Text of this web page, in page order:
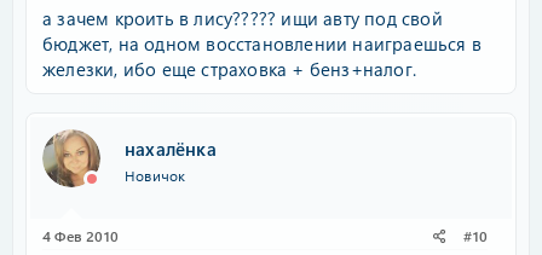
а зачем кроить в лису????? ищи авту под свой
бюджет, на одном восстановлении наиграешься в
железки, ибо еще страховка + бенз+налог.
нахалёнка
Новичок
4 Фев 2010 #10